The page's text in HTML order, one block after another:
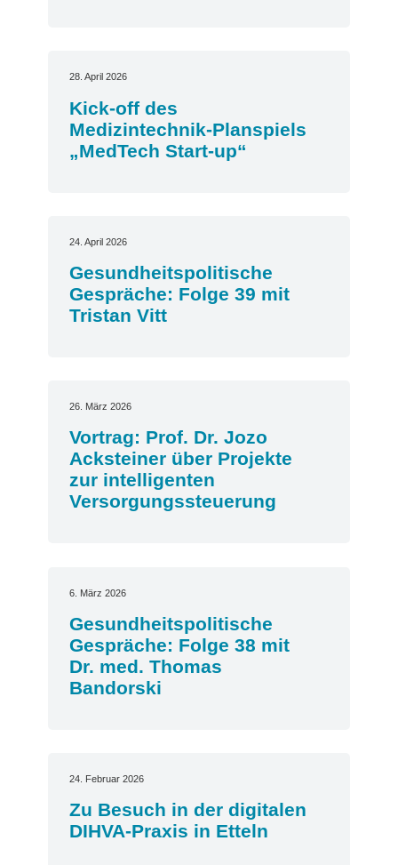
28. April 2026
Kick-off des
Medizintechnik-Planspiels
„MedTech Start-up“
24. April 2026
Gesundheitspolitische
Gespräche: Folge 39 mit
Tristan Vitt
26. März 2026
Vortrag: Prof. Dr. Jozo
Acksteiner über Projekte
zur intelligenten
Versorgungssteuerung
6. März 2026
Gesundheitspolitische
Gespräche: Folge 38 mit
Dr. med. Thomas
Bandorski
24. Februar 2026
Zu Besuch in der digitalen
DIHVA-Praxis in Etteln